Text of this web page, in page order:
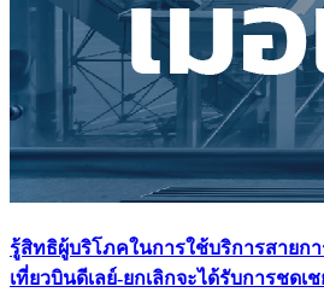
รู้สิทธิผู้บริโภคในการใช้บริการสายกา
เที่ยวบินดีเลย์-ยกเลิกจะได้รับการชดเ